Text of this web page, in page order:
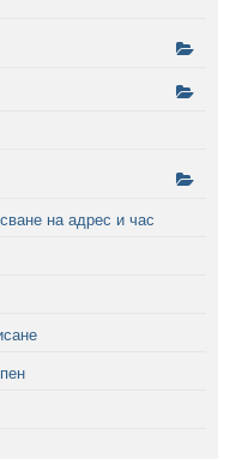
на адрес и час